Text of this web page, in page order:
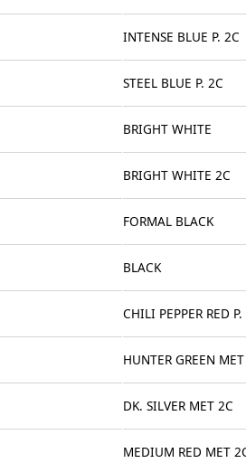
INTENSE BLUE P. 2C
STEEL BLUE P. 2C
BRIGHT WHITE
BRIGHT WHITE 2C
FORMAL BLACK
BLACK
CHILI PEPPER RED P.
HUNTER GREEN
DK. SILVER MET 2C
MEDIUM RED MET